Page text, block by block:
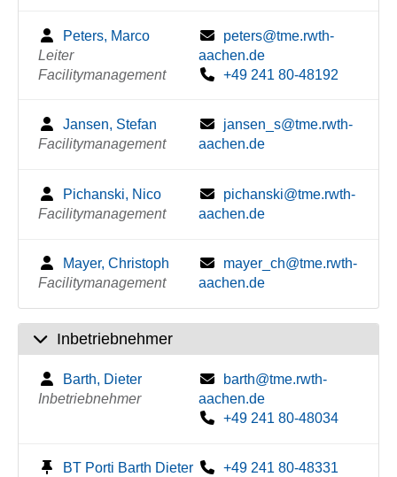
Peters, Marco
Leiter
Facilitymanagement
peters@tme.rwth-
aachen.de
+49 241 80-48192
Jansen, Stefan
Facilitymanagement
jansen_s@tme.rwth-
aachen.de
Pichanski, Nico
Facilitymanagement
pichanski@tme.rwth-
aachen.de
Mayer, Christoph
Facilitymanagement
mayer_ch@tme.rwth-
aachen.de
Inbetriebnehmer
Barth, Dieter
Inbetriebnehmer
barth@tme.rwth-
aachen.de
+49 241 80-48034
BT Porti Barth Dieter +49 241 80-48331